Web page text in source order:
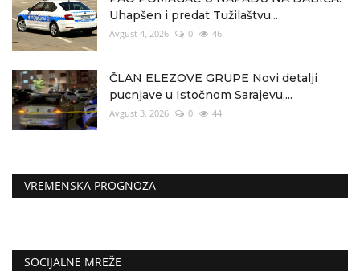
Uhapšen i predat Tužilaštvu...
Avgust 4, 2026 0 46
ČLAN ELEZOVE GRUPE Novi detalji
pucnjave u Istočnom Sarajevu,...
Avgust 3, 2026 0 44
VREMENSKA PROGNOZA
SOCIJALNE MREŽE